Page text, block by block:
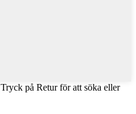
Tryck på Retur för att söka eller